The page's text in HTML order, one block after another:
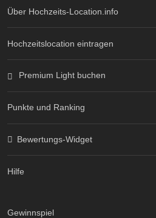
Über Hochzeits-Location.info
Hochzeitslocation eintragen
Premium Light buchen
Punkte und Ranking
Bewertungs-Widget
Hilfe
Gewinnspiel